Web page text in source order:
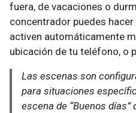
fuera, de vacaciones o
concentrador puedes
activen automáticamente
ubicación de tu teléfono, o
Las escenas son
para situaciones
escena de “Buenos